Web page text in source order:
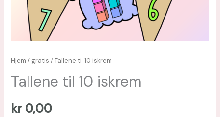
Hjem / gratis / Tallene til 10 iskrem
Tallene til 10 iskrem
kr0,00